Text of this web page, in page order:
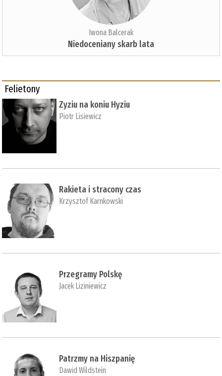
Iwona Balcerak
Niedoceniany skarb lata
Felietony
Zyziu na koniu Hyziu
Piotr Lisiewicz
Rakieta i stracony czas
Krzysztof Karnkowski
Przegramy Polskę
Jacek Liziniewicz
Patrzmy na Hiszpanię
Dawid Wildstein